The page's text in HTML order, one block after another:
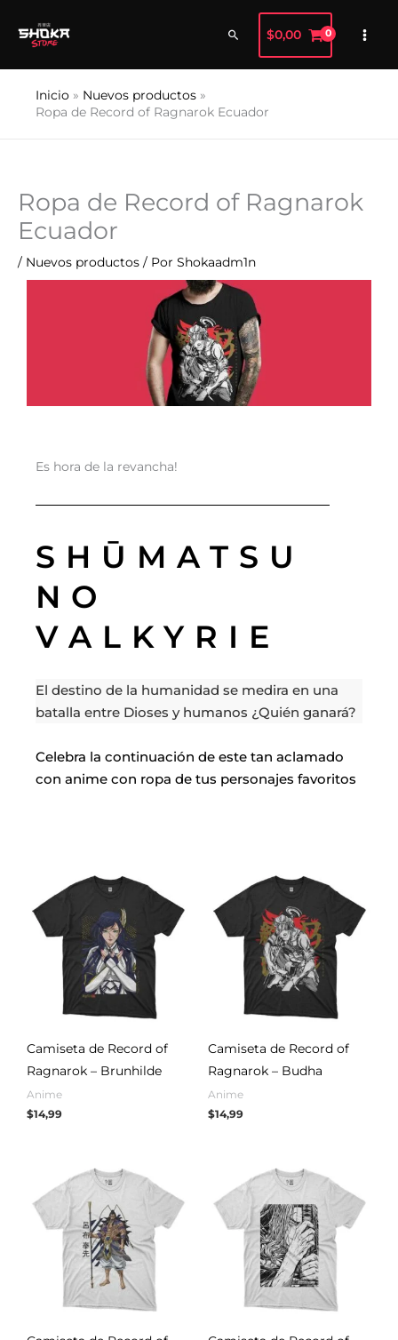
Buscar
$0,00
Inicio
Nuevos productos
Ropa de Record of Ragnarok Ecuador
Ropa de Record of Ragnarok
Ecuador
/ Nuevos productos / Por Shokaadm1n
Es hora de la revancha!
SHŪMATSU
NO
VALKYRIE
El destino de la humanidad se medira en una
batalla entre Dioses y humanos ¿Quién ganará?
Celebra la continuación de este tan aclamado
con anime con ropa de tus personajes favoritos
Camiseta de Record of
Ragnarok – Brunhilde
Anime
$14,99
Camiseta de Record of
Ragnarok – Budha
Anime
$14,99